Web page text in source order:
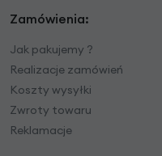
Zamówienia:
Jak pakujemy ?
Realizacje zamówień
Koszty wysyłki
Zwroty towaru
Reklamacje